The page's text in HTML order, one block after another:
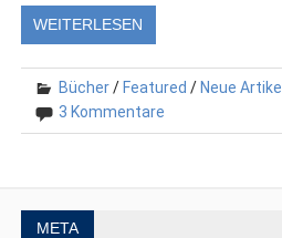
WEITERLESEN
Bücher/ Featured / Neue Artikel
3 Kommentare
META